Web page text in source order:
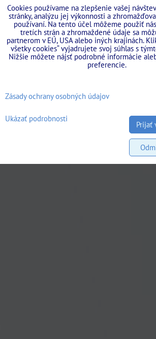
Cookies používame na zlepšenie vašej
stránky, analýzu jej výkonnosti a
používaní. Na tento účel môžeme použiť
tretích strán a zhromaždené údaje sa
partnerom v EÚ, USA alebo iných krajinách.
všetky cookies“ vyjadrujete svoj súhlas s
Nižšie môžete nájsť podrobné informácie
preferencie.
Zásady ochrany osobných údajov
Ukázať podrobnosti
Prijať